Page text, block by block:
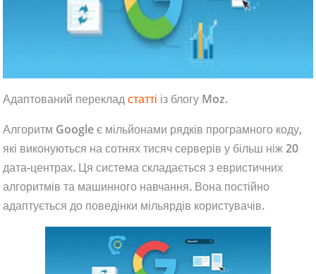
Адаптований перекладстатті із блогу Moz.
Алгоритм Google є мільйонами рядків програмного коду,
які виконуються на сотнях тисяч серверів у більш ніж 20
дата-центрах. Ця система складається з евристичних
алгоритмів та машинного навчання. Вона постійно
адаптується до поведінки мільярдів користувачів.